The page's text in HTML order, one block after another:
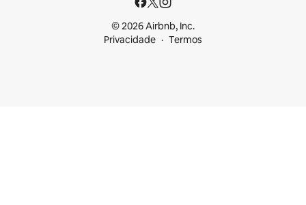
© 2026 Airbnb, Inc.
Privacidade
Termos